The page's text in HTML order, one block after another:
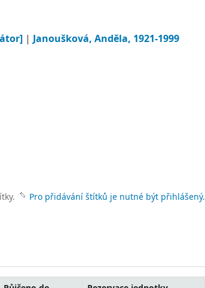
| Janoušková, Anděla, 1921-1999
Pro přidávání štítků je nutné být přihlášený.